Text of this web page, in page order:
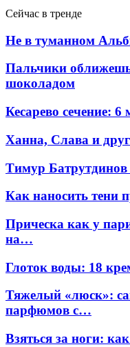
Сейчас в тренде
Не в туманном
Пальчики
шоколадом
Кесарево сечение:
Ханна, Слава и
Тимур
Как наносить тени
Прическа как у
на…
Глоток воды: 18
Тяжелый «люск»:
парфюмов с…
Взяться за ноги: